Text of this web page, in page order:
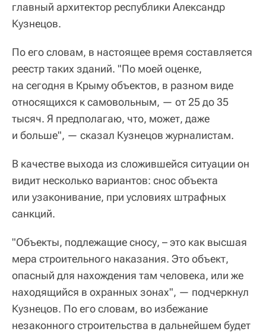
главный архитектор республики Александр
Кузнецов.
По его словам, в настоящее время составляется
реестр таких зданий. "По моей оценке,
на сегодня в Крыму объектов, в разном виде
относящихся к самовольным, — от 25 до 35
тысяч. Я предполагаю, что, может, даже
и больше", — сказал Кузнецов журналистам.
В качестве выхода из сложившейся ситуации он
видит несколько вариантов: снос объекта
или узаконивание, при условиях штрафных
санкций.
"Объекты, подлежащие сносу, – это как высшая
мера строительного наказания. Это объект,
опасный для нахождения там человека, или же
находящийся в охранных зонах", — подчеркнул
Кузнецов. По его словам, во избежание
незаконного строительства в дальнейшем будет